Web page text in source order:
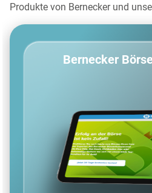
Produkte von Bernecker und
Bernecker